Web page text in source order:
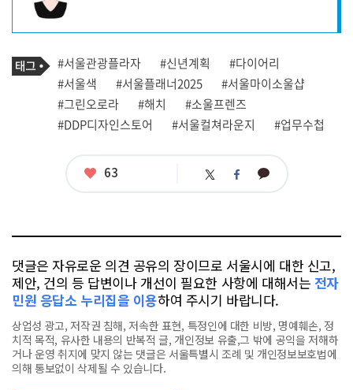
프
필 기
사
관
련
태
그
태
그
#서울관광플라자 #신년계획
#다이어리
#서울색
#서울플래너2025
#서울마이소울샵
#그린오로라
#해치
#소울프렌즈
#DDP디자인스토어
#서울컬쳐라운지 #업무수첩
좋
63 트 페 카
댓글은 자유로운 의견 공유의 장이므로 서울시에 대한 신고,
제안, 건의 등 답변이나 개선이 필요한 사항에 대해서는 전자
민원 응답소 누리집을 이용하여 주시기 바랍니다.
상업성 광고, 저작권 침해, 저속한 표현, 특정인에 대한 비방, 명예훼손, 정
치적 목적, 유사한 내용의 반복적 글, 개인정보 유출,그 밖에 공익을 저해하
거나 운영 취지에 맞지 않는 댓글은 서울특별시 조례 및 개인정보보호법에
의해 통보없이 삭제될 수 있습니다.